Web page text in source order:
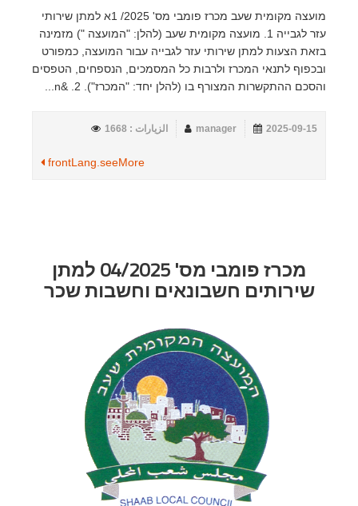
מועצה מקומית שעב מכרז פומבי מס' 2025/ 1א למתן שירותי
עזר לגבייה 1. מועצה מקומית שעב (להלן: "המועצה ") מזמינה
בזאת הצעות למתן שירותי עזר לגבייה עבור המועצה, כמפורט
ובכפוף לתנאי המכרז ולרבות כל המסמכים, הנספחים, הטפסים
והסכם ההתקשרות המצורף בו (להלן יחד: "המכרז"). 2. &n...
2025-09-15
manager الزيارات : 1668
frontLang.seeMore
מכרז פומבי מס' 04/2025 למתן
שירותים חשבונאים וחשבות שכר